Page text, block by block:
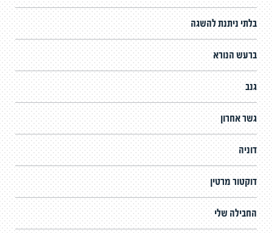
בלתי ניתנת להשגה
ברעש הנורא
גנב
גשר אחרון
דוניה
דוקטור מרטין
החבילה שלי